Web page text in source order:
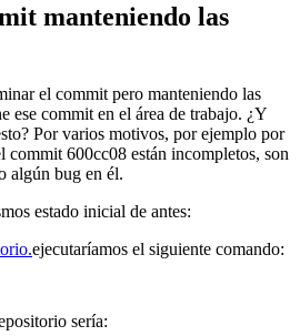
manteniendo las
el commit pero manteniendo las
ese commit en el área de trabajo. ¿Y
Por varios motivos, por ejemplo por
commit 600cc08 están incompletos, son
algún bug en él.
estado inicial de antes:
ejecutaríamos el siguiente comando:
sería: